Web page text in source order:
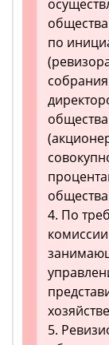
по
4. По
5.